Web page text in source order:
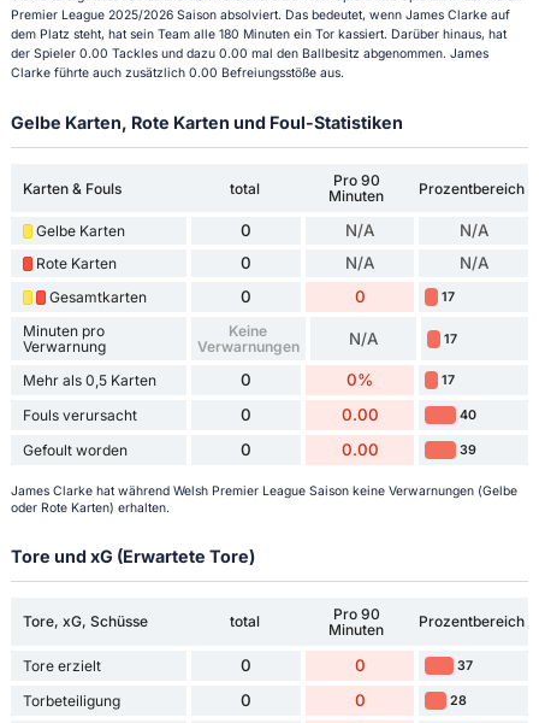
Premier League 2025/2026 Saison absolviert. Das bedeutet, wenn James Clarke auf
dem Platz steht, hat sein Team alle 180 Minuten ein Tor kassiert. Darüber hinaus, hat
der Spieler 0.00 Tackles und dazu 0.00 mal den Ballbesitz abgenommen. James
Clarke führte auch zusätzlich 0.00 Befreiungsstöße aus.
Gelbe Karten, Rote Karten und Foul-Statistiken
Karten & Fouls total
Pro 90
Minuten
Prozentbereich
Gelbe Karten 0 N/A N/A
Rote Karten 0 N/A N/A
Gesamtkarten 0 0 17
Minuten pro
Verwarnung
Keine
Verwarnungen
N/A 17
Mehr als 0,5 Karten 0 0% 17
Fouls verursacht 0 0.00 40
Gefoult worden 0 0.00 39
James Clarke hat während Welsh Premier League Saison keine Verwarnungen (Gelbe
oder Rote Karten) erhalten.
Tore und xG (Erwartete Tore)
Tore, xG, Schüsse total
Pro 90
Minuten
Prozentbereich
Tore erzielt 0 0 37
Torbeteiligung 0 0 28